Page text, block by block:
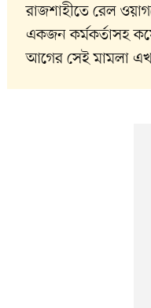
রাজশাহীতে রেল
একজন কর্মকর্তাসহ
আগের সেই মামলা